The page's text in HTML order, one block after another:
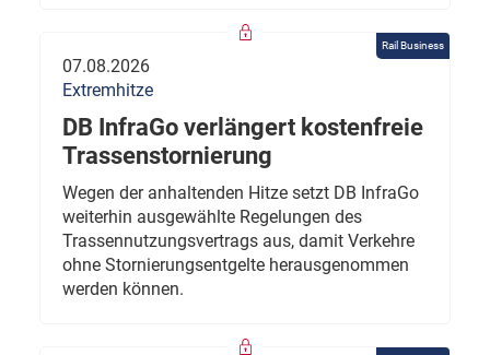
Rail Business
07.08.2026
Extremhitze
DB InfraGo verlängert kostenfreie
Trassenstornierung
Wegen der anhaltenden Hitze setzt DB InfraGo
weiterhin ausgewählte Regelungen des
Trassennutzungsvertrags aus, damit Verkehre
ohne Stornierungsentgelte herausgenommen
werden können.